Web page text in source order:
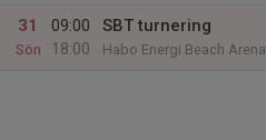
31
Sön
09:00
18:00
SBT turnering
Habo Energi Beach Arena